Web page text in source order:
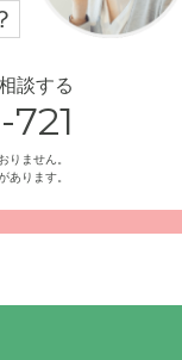
談する
ません。
ります。